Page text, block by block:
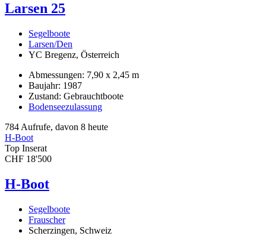
Larsen 25
Segelboote
Larsen/Den
YC Bregenz, Österreich
Abmessungen: 7,90 x 2,45 m
Baujahr: 1987
Zustand: Gebrauchtboote
Bodenseezulassung
784 Aufrufe, davon 8 heute
H-Boot
Top Inserat
CHF 18'500
H-Boot
Segelboote
Frauscher
Scherzingen, Schweiz